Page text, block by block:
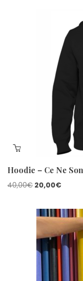
Hoodie – Ce Ne
40,00€ Le
initial
40,00€.
20,00€Le
est :